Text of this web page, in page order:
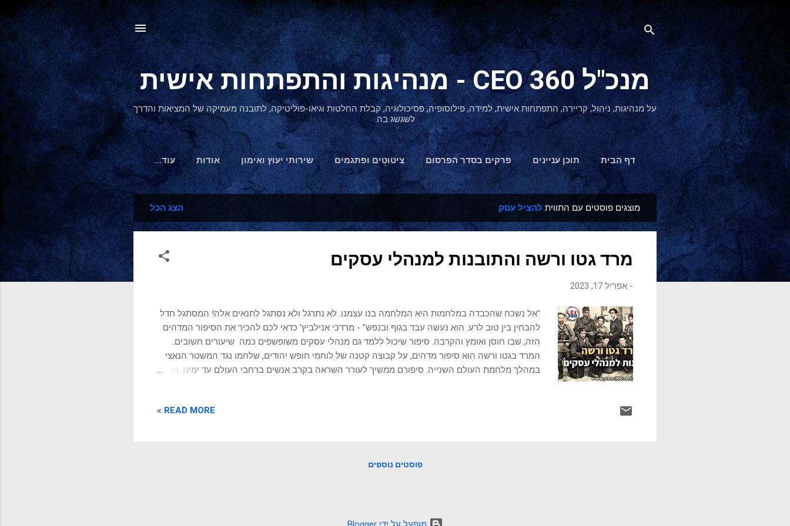
דילוג לתוכן הראשי
מנכ"ל 360 CEO - מנהיגות והתפתחות אישית
על מנהיגות, ניהול, קריירה, התפתחות אישית, למידה, פילוסופיה, פסיכולוגיה, קבלת החלטות וגיאו-פוליטיקה, לתובנה מעמיקה של המציאות והדרך
לשגשג בה.
דף הבית תוכן עניינים פרקים בסדר הפרסום ציטוטים ופתגמים שירותי יעוץ ואימון אודות ‏עוד…
הצהרת נגישות
ש
מוצגים פוסטים עם התווית להציל עסק הצג הכל
מרד גטו ורשה והתובנות למנהלי עסקים
- אפריל 17, 2023
"אל נשכח שהכבדה במלחמות היא המלחמה בנו עצמנו. לא נתרגל ולא נסתגל לתנאים אלה! המסתגל חדל
להבחין בין טוב לרע. הוא נעשה עבד בגוף ובנפש" - מרדכי אנילביץ' כדאי לכם להכיר את הסיפור המדהים
הזה, שבו חוסן ואומץ והקרבה. סיפור שיכול ללמד גם מנהלי עסקים משופשפים כמה שיעורים חשובים.
המרד בגטו ורשה הוא סיפור מדהים, על קבוצה קטנה של לוחמי חופש יהודים, שלחמו נגד המשטר הנאצי
במהלך מלחמת העולם השנייה. סיפורם ממשיך לעורר השראה בקרב אנשים ברחבי העולם עד ימינו. ראוי
האוכלוסייה היהודית שנותרה בגטו ורשה למחנות ההשמדה. זה היה לאחר שכבר היו מספר שילוחים
READ MORE »
פוסטים נוספים